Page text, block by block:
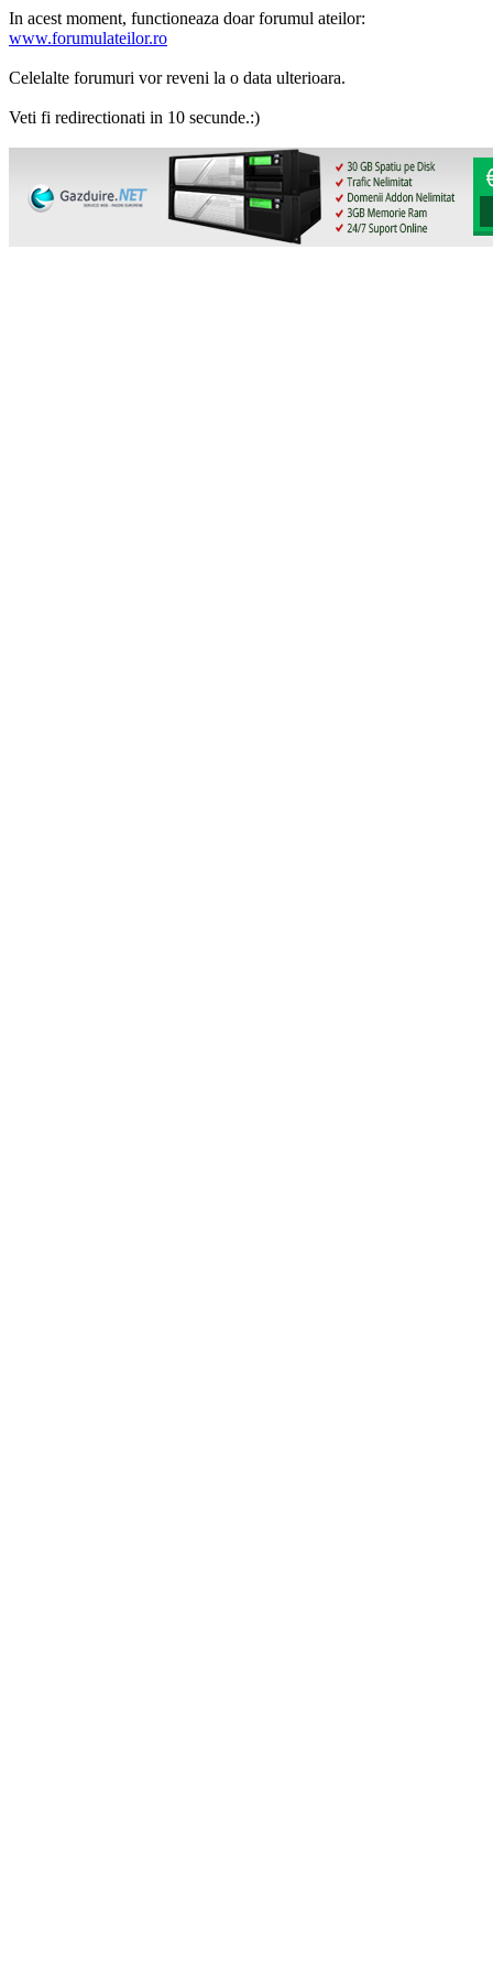
In acest moment, functioneaza doar forumul ateilor:
www.forumulateilor.ro
Celelalte forumuri vor reveni la o data ulterioara.
Veti fi redirectionati in 10 secunde.:)